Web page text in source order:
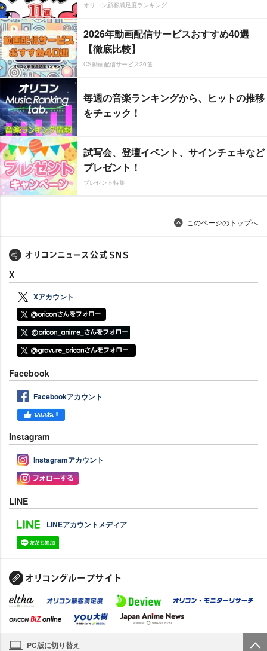
オリコン顧客満足度ランキング
2026年動画配信サービスおすすめ40選
【徹底比較】
CS動画配信サービス20選
毎週の音楽ランキングから、ヒットの推移
をチェック！
試写会、登壇イベント、サインチェキなど
プレゼント！
プレゼント特集
このページのトップへ
X
Xアカウント
Facebook
Facebookアカウント
Instagram
Instagramアカウント
LINE
LINEアカウントメディア
PC版に切り替え